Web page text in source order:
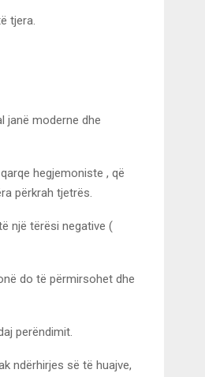
tjera.
janë moderne dhe
hegjemoniste , që
përkrah tjetrës.
një tërësi negative (
do të përmirsohet dhe
perëndimit.
ndërhirjes së të huajve,